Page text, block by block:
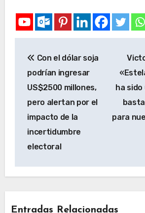
Con el dólar soja
podrían ingresar
US$2500 millones,
pero alertan por el
impacto de la
incertidumbre
electoral
ha
para
Entradas Relacionadas